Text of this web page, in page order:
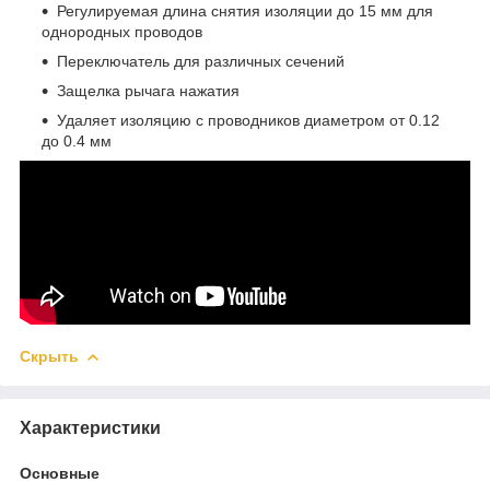
Регулируемая длина снятия изоляции до 15 мм для
однородных проводов
Переключатель для различных сечений
Защелка рычага нажатия
Удаляет изоляцию с проводников диаметром от 0.12
до 0.4 мм
Скрыть
Характеристики
Основные